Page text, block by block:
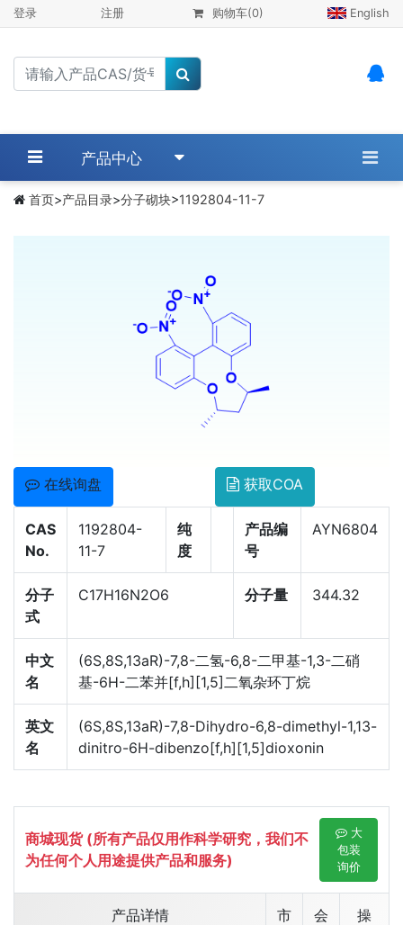
登录 注册 购物车(0) English
产品中心
首页>产品目录>分子砌块>1192804-11-7
在线询盘 获取COA
CAS
No.
1192804-
11-7
纯
度
产品编
号
AYN6804
分子
式
C17H16N2O6 分子量 344.32
中文
名
(6S,8S,13aR)-7,8-二氢-6,8-二甲基-1,3-二硝
基-6H-二苯并[f,h][1,5]二氧杂环丁烷
英文
名
(6S,8S,13aR)-7,8-Dihydro-6,8-dimethyl-1,13-
dinitro-6H-dibenzo[f,h][1,5]dioxonin
商城现货 (所有产品仅用作科学研究，我们不
为任何个人用途提供产品和服务)
大
包装
询价
产品详情
市
会
操